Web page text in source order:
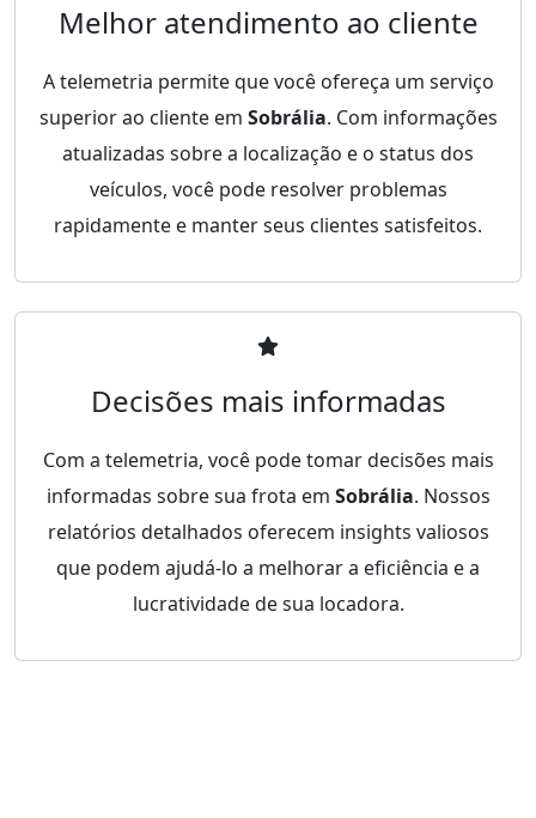
Melhor atendimento ao cliente
A telemetria permite que você ofereça um serviço
superior ao cliente em Sobrália. Com informações
atualizadas sobre a localização e o status dos
veículos, você pode resolver problemas
rapidamente e manter seus clientes satisfeitos.
Decisões mais informadas
Com a telemetria, você pode tomar decisões mais
informadas sobre sua frota em Sobrália. Nossos
relatórios detalhados oferecem insights valiosos
que podem ajudá-lo a melhorar a eficiência e a
lucratividade de sua locadora.